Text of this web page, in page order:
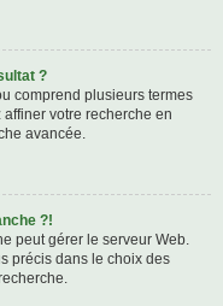
?
comprend plusieurs termes
votre recherche en
avancée.
?!
peut gérer le serveur Web.
précis dans le choix des